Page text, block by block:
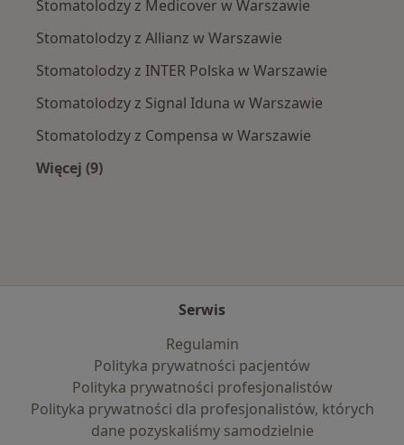
Stomatolodzy z Medicover w Warszawie
Stomatolodzy z Allianz w Warszawie
Stomatolodzy z INTER Polska w Warszawie
Stomatolodzy z Signal Iduna w Warszawie
Stomatolodzy z Compensa w Warszawie
Więcej (9)
Serwis
Regulamin
Polityka prywatności pacjentów
Polityka prywatności profesjonalistów
Polityka prywatności dla profesjonalistów, których
dane pozyskaliśmy samodzielnie